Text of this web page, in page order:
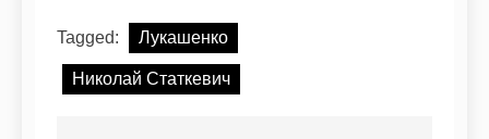
Tagged: Лукашенко
Николай Статкевич